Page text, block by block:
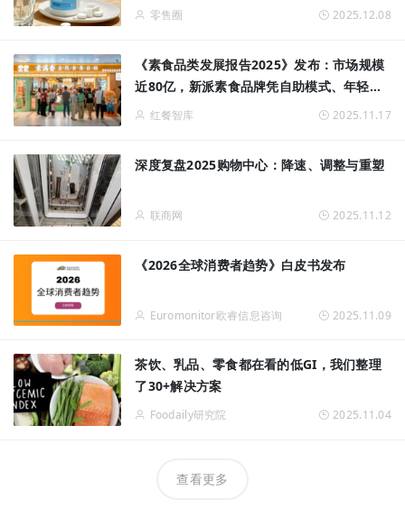
零售圈 2025.12.08
《素食品类发展报告2025》发布：市场规模
近80亿，新派素食品牌凭自助模式、年轻化
赢得增长空间
红餐智库 2025.11.17
深度复盘2025购物中心：降速、调整与重塑
联商网 2025.11.12
《2026全球消费者趋势》白皮书发布
Euromonitor欧睿信息咨询 2025.11.09
茶饮、乳品、零食都在看的低GI，我们整理
了30+解决方案
Foodaily研究院 2025.11.04
查看更多